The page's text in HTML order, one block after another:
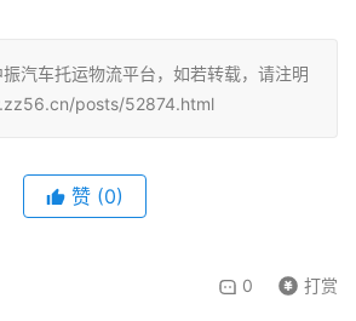
汽车托运物流平台，如若转载，请注明
posts/52874.html
赞 (0)
0 打赏